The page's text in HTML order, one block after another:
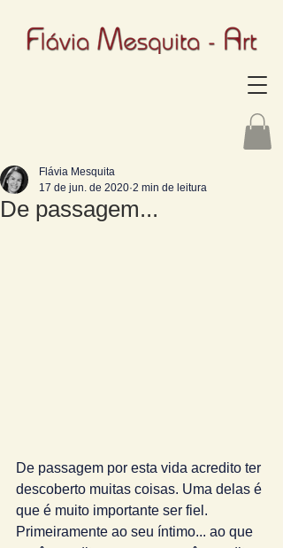
De passagem...
Flávia Mesquita
17 de jun. de 2020 2 min de leitura
De passagem por esta vida acredito ter
descoberto muitas coisas. Uma delas é
que é muito importante ser fiel.
Primeiramente ao seu íntimo... ao que